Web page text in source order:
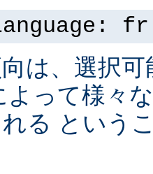
fr
は、選択
よって様々
る という